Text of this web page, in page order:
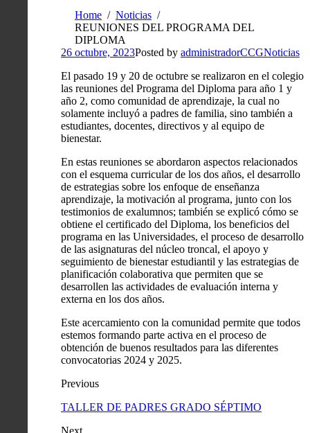
Home
Noticias
REUNIONES DEL PROGRAMA DEL
DIPLOMA
26 octubre, 2023Posted by administradorCCGNoticias
El pasado 19 y 20 de octubre se realizaron en el colegio
las reuniones del Programa del Diploma para año 1 y
año 2, como comunidad de aprendizaje, la cual no
solamente incluyó a padres de familia, sino también a
estudiantes, docentes, directivos y al equipo de
bienestar.
En estas reuniones se abordaron aspectos relacionados
con el esquema curricular de los dos años, el desarrollo
de estrategias sobre los enfoque de enseñanza
aprendizaje, la motivación al programa, junto con los
testimonios de exalumnos; también se explicó cómo se
obtiene el certificado del Diploma, los beneficios del
programa en las Universidades, el proceso de desarrollo
de las asignaturas del núcleo troncal, el apoyo y
seguimiento de bienestar estudiantil y las estrategias de
planificación colaborativa que permiten que se
desarrollen las actividades de evaluación interna y
externa en los dos años.
Este acercamiento con la comunidad permite que todos
estemos formando parte activa en el proceso de
obtención de buenos resultados para las diferentes
convocatorias 2024 y 2025.
Previous
TALLER DE PADRES GRADO SÉPTIMO
Next